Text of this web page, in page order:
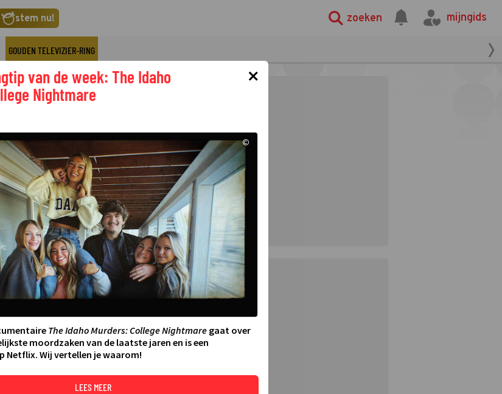
stem nu! zoeken mijngids
GOUDEN TELEVIZIER-RING
Dark Fate nog een
02-04-25 16:48
©
×
van de week: The Idaho
Nightmare
©
The Idaho Murders: College Nightmaregaat over
moordzaken van de laatste jaren en is een
Netflix. Wij vertellen je waarom!
LEES MEER